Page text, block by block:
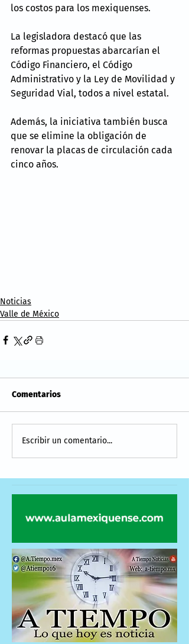
los costos para los mexiquenses.
La legisladora destacó que las
reformas propuestas abarcarían el
Código Financiero, el Código
Administrativo y la Ley de Movilidad y
Seguridad Vial, todos a nivel estatal.
Además, la iniciativa también busca
que se elimine la obligación de
renovar la placas de circulación cada
cinco años.
Noticias
Valle de México
Comentarios
Escribir un comentario...